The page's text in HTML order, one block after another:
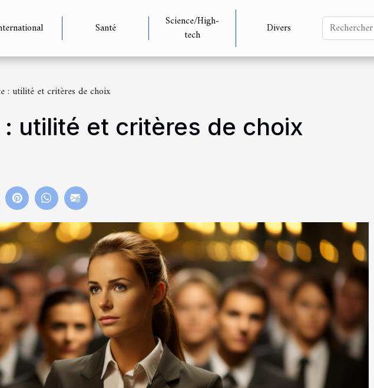
Santé
Science/High-
tech
Divers
: utilité et critères de choix
utilité et critères de choix